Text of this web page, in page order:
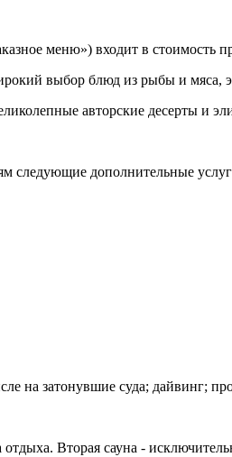
меню») входит в стоимость
выбор блюд из рыбы и мяса,
авторские десерты и
следующие дополнительные
на затонувшие суда; дайвинг;
Вторая сауна -